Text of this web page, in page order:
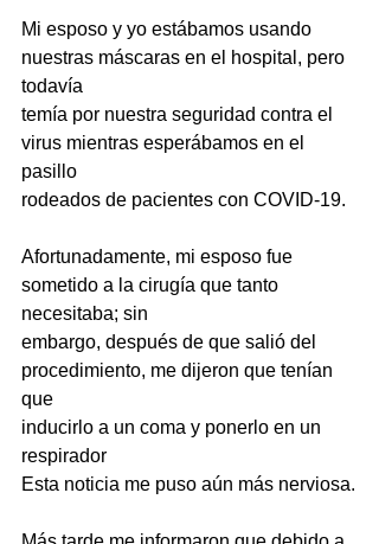
Mi esposo y yo estábamos usando
nuestras máscaras en el hospital, pero
todavía
temía por nuestra seguridad contra el
virus mientras esperábamos en el
pasillo
rodeados de pacientes con COVID-19.
Afortunadamente, mi esposo fue
sometido a la cirugía que tanto
necesitaba; sin
embargo, después de que salió del
procedimiento, me dijeron que tenían
que
inducirlo a un coma y ponerlo en un
respirador
Esta noticia me puso aún más nerviosa.